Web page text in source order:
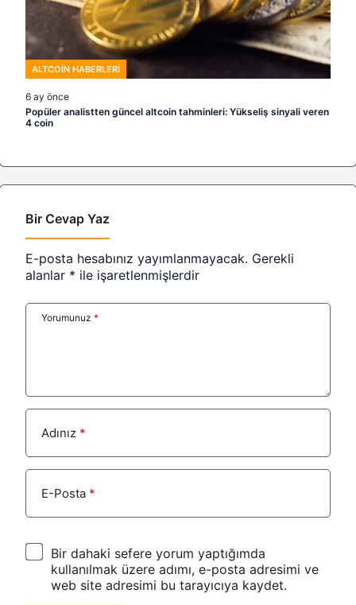
ALTCOIN HABERLERI
6 ay önce
Popüler analistten güncel altcoin tahminleri: Yükseliş sinyali veren
4 coin
Bir Cevap Yaz
E-posta hesabınız yayımlanmayacak. Gerekli
alanlar * ile işaretlenmişlerdir
Yorumunuz *
Adınız *
E-Posta *
Bir dahaki sefere yorum yaptığımda
kullanılmak üzere adımı, e-posta adresimi ve
web site adresimi bu tarayıcıya kaydet.